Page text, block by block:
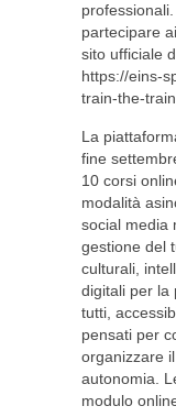
partecipare
sito ufficiale
https://eins-
train-the-
La
fine
10 corsi
modalità
social media
gestione del
culturali,
digitali per la
tutti,
pensati per
organizzare
autonomia.
modulo